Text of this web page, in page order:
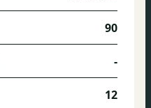
90
-
12